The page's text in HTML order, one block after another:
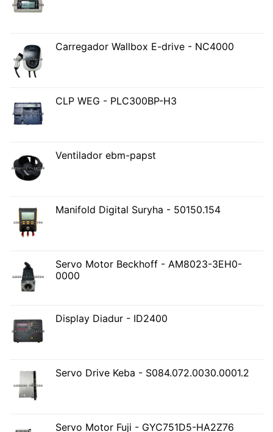
Carregador Wallbox E-drive - NC4000
CLP WEG - PLC300BP-H3
Ventilador ebm-papst
Manifold Digital Suryha - 50150.154
Servo Motor Beckhoff - AM8023-3EH0-
0000
Display Diadur - ID2400
Servo Drive Keba - S084.072.0030.0001.2
Servo Motor Fuji - GYC751D5-HA2Z76